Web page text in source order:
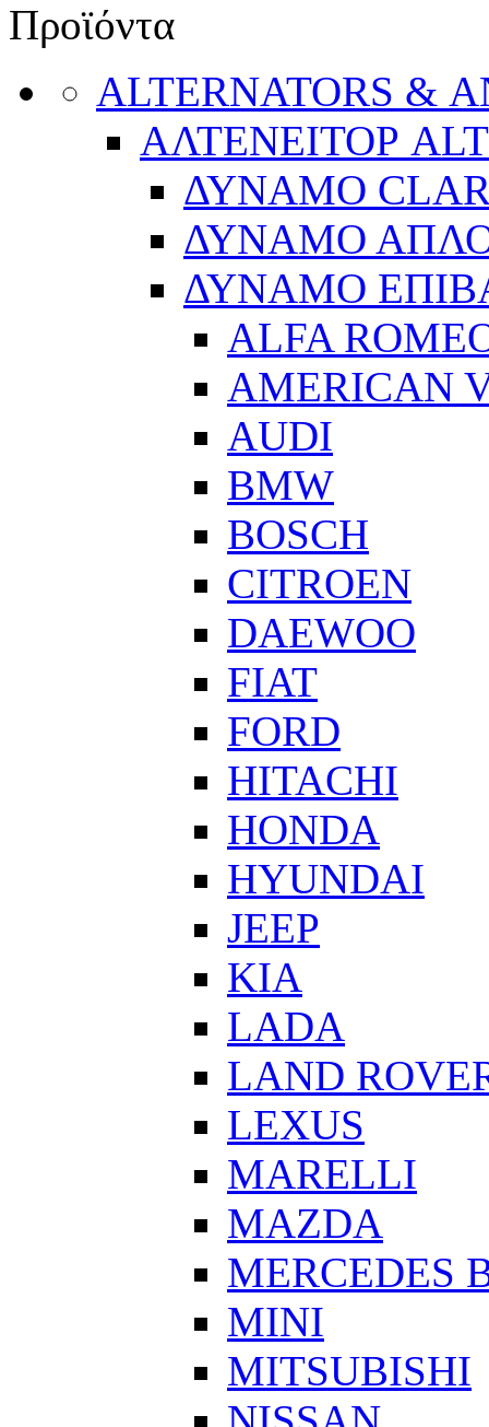
Προϊόντα
ALTERNATORS &
ΑΛΤΕΝΕΙΤΟΡ
ΔΥΝΑΜΟ
ΔΥΝΑΜΟ
ΔΥΝΑΜΟ
ALFA
AMERICAN
AUDI
BMW
BOSCH
CITROEN
DAEWOO
FIAT
FORD
HITACHI
HONDA
HYUNDAI
JEEP
KIA
LADA
LAND
LEXUS
MARELLI
MAZDA
MERCEDES
MINI
MITSUBISHI